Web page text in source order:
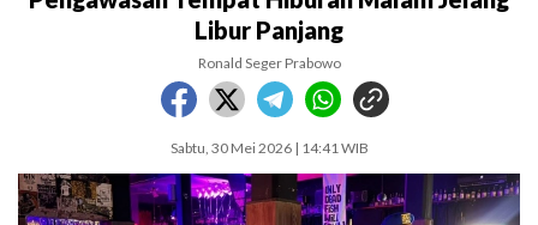
Libur Panjang
Ronald Seger Prabowo
Sabtu, 30 Mei 2026 | 14:41 WIB